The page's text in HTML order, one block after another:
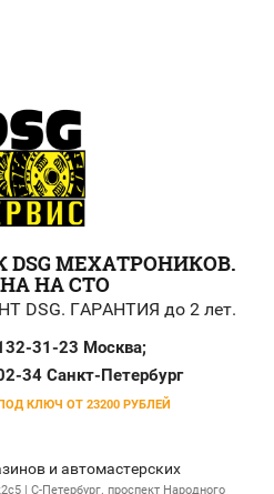
МЕХАТРОНИКОВ.
НА СТО
DSG. ГАРАНТИЯ до 2 лет.
31-23 Москва;
34 Санкт-Петербург
КЛЮЧ ОТ 23200 РУБЛЕЙ
и автомастерских
| С-Петербург. проспект Народного